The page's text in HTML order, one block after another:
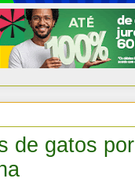
de gatos por